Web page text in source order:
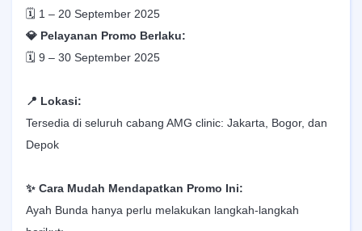
🗓️ 1 – 20 September 2025
💎 Pelayanan Promo Berlaku:
🗓️ 9 – 30 September 2025
📍 Lokasi:
Tersedia di seluruh cabang AMG clinic: Jakarta, Bogor, dan
Depok
✨ Cara Mudah Mendapatkan Promo Ini:
Ayah Bunda hanya perlu melakukan langkah-langkah